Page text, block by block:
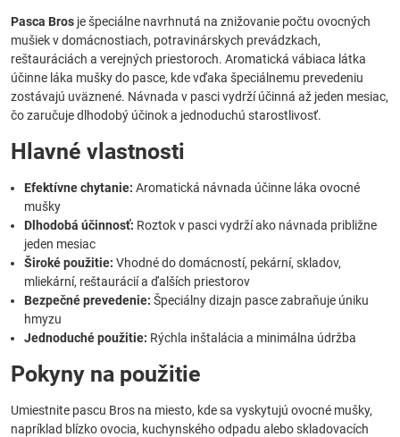
Pasca Bros je špeciálne navrhnutá na znižovanie počtu ovocných
mušiek v domácnostiach, potravinárskych prevádzkach,
reštauráciách a verejných priestoroch. Aromatická vábiaca látka
účinne láka mušky do pasce, kde vďaka špeciálnemu prevedeniu
zostávajú uväznené. Návnada v pasci vydrží účinná až jeden mesiac,
čo zaručuje dlhodobý účinok a jednoduchú starostlivosť.
Hlavné vlastnosti
Efektívne chytanie: Aromatická návnada účinne láka ovocné
mušky
Dlhodobá účinnosť: Roztok v pasci vydrží ako návnada približne
jeden mesiac
Široké použitie: Vhodné do domácností, pekární, skladov,
mliekární, reštaurácií a ďalších priestorov
Bezpečné prevedenie: Špeciálny dizajn pasce zabraňuje úniku
hmyzu
Jednoduché použitie: Rýchla inštalácia a minimálna údržba
Pokyny na použitie
Umiestnite pascu Bros na miesto, kde sa vyskytujú ovocné mušky,
napríklad blízko ovocia, kuchynského odpadu alebo skladovacích